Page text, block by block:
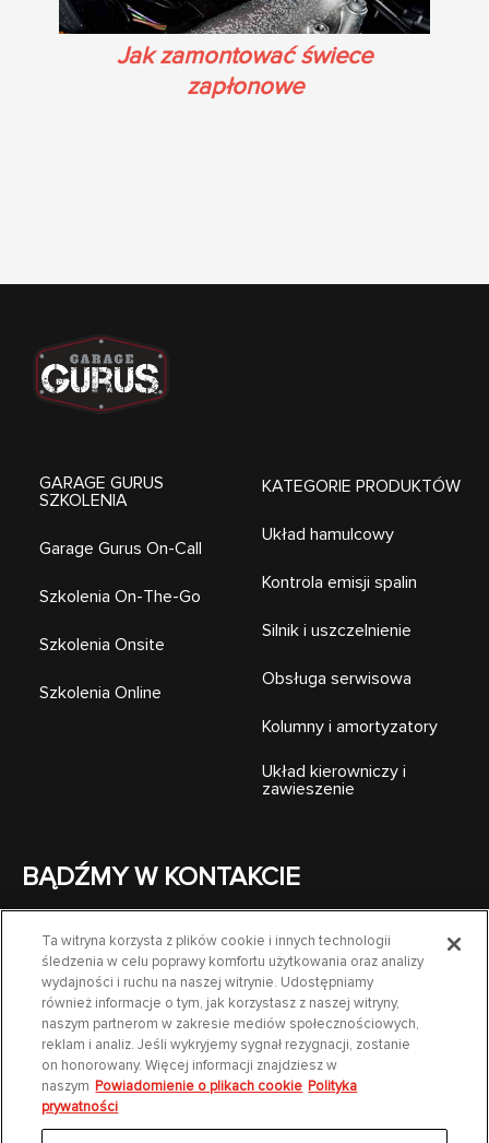
Jak zamontować świece
zapłonowe
GARAGE GURUS
SZKOLENIA
Garage Gurus On-Call
Szkolenia On-The-Go
Szkolenia Onsite
Szkolenia Online
KATEGORIE PRODUKTÓW
Układ hamulcowy
Kontrola emisji spalin
Silnik i uszczelnienie
Obsługa serwisowa
Kolumny i amortyzatory
Układ kierowniczy i
zawieszenie
BĄDŹMY W KONTAKCIE
KONTAKT
Ta witryna korzysta z plików cookie i innych technologii
śledzenia w celu poprawy komfortu użytkowania oraz analizy
wydajności i ruchu na naszej witrynie. Udostępniamy
również informacje o tym, jak korzystasz z naszej witryny,
naszym partnerom w zakresie mediów społecznościowych,
reklam i analiz. Jeśli wykryjemy sygnał rezygnacji, zostanie
on honorowany. Więcej informacji znajdziesz w
naszym Powiadomienie o plikach cookie Polityka
prywatności